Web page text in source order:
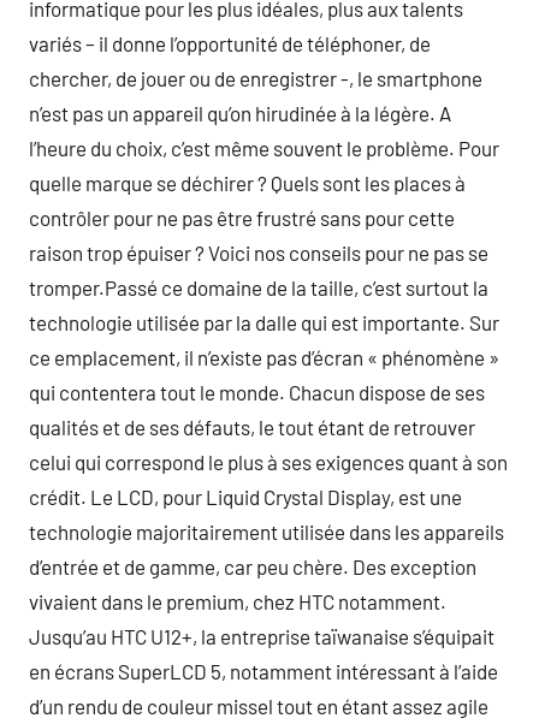
informatique pour les plus idéales, plus aux talents
variés – il donne l’opportunité de téléphoner, de
chercher, de jouer ou de enregistrer -, le smartphone
n’est pas un appareil qu’on hirudinée à la légère. A
l’heure du choix, c’est même souvent le problème. Pour
quelle marque se déchirer ? Quels sont les places à
contrôler pour ne pas être frustré sans pour cette
raison trop épuiser ? Voici nos conseils pour ne pas se
tromper.Passé ce domaine de la taille, c’est surtout la
technologie utilisée par la dalle qui est importante. Sur
ce emplacement, il n’existe pas d’écran « phénomène »
qui contentera tout le monde. Chacun dispose de ses
qualités et de ses défauts, le tout étant de retrouver
celui qui correspond le plus à ses exigences quant à son
crédit. Le LCD, pour Liquid Crystal Display, est une
technologie majoritairement utilisée dans les appareils
d’entrée et de gamme, car peu chère. Des exception
vivaient dans le premium, chez HTC notamment.
Jusqu’au HTC U12+, la entreprise taïwanaise s’équipait
en écrans SuperLCD 5, notamment intéressant à l’aide
d’un rendu de couleur missel tout en étant assez agile